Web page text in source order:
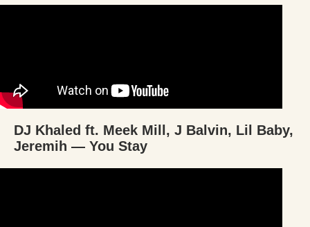
DJ Khaled ft. Meek Mill, J Balvin, Lil Baby,
Jeremih — You Stay